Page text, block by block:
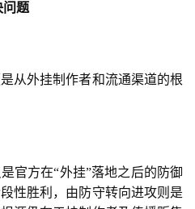
问题
从外挂制作者和流通渠道的根
官方在“外挂”落地之后的防御
性胜利，由防守转向进攻则是